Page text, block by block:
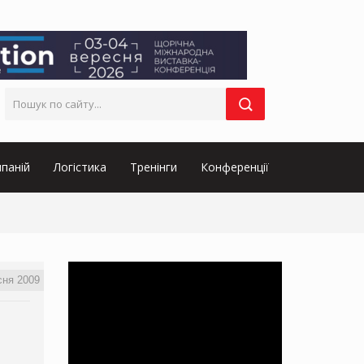
Логістика Тренінги Конференції
2009